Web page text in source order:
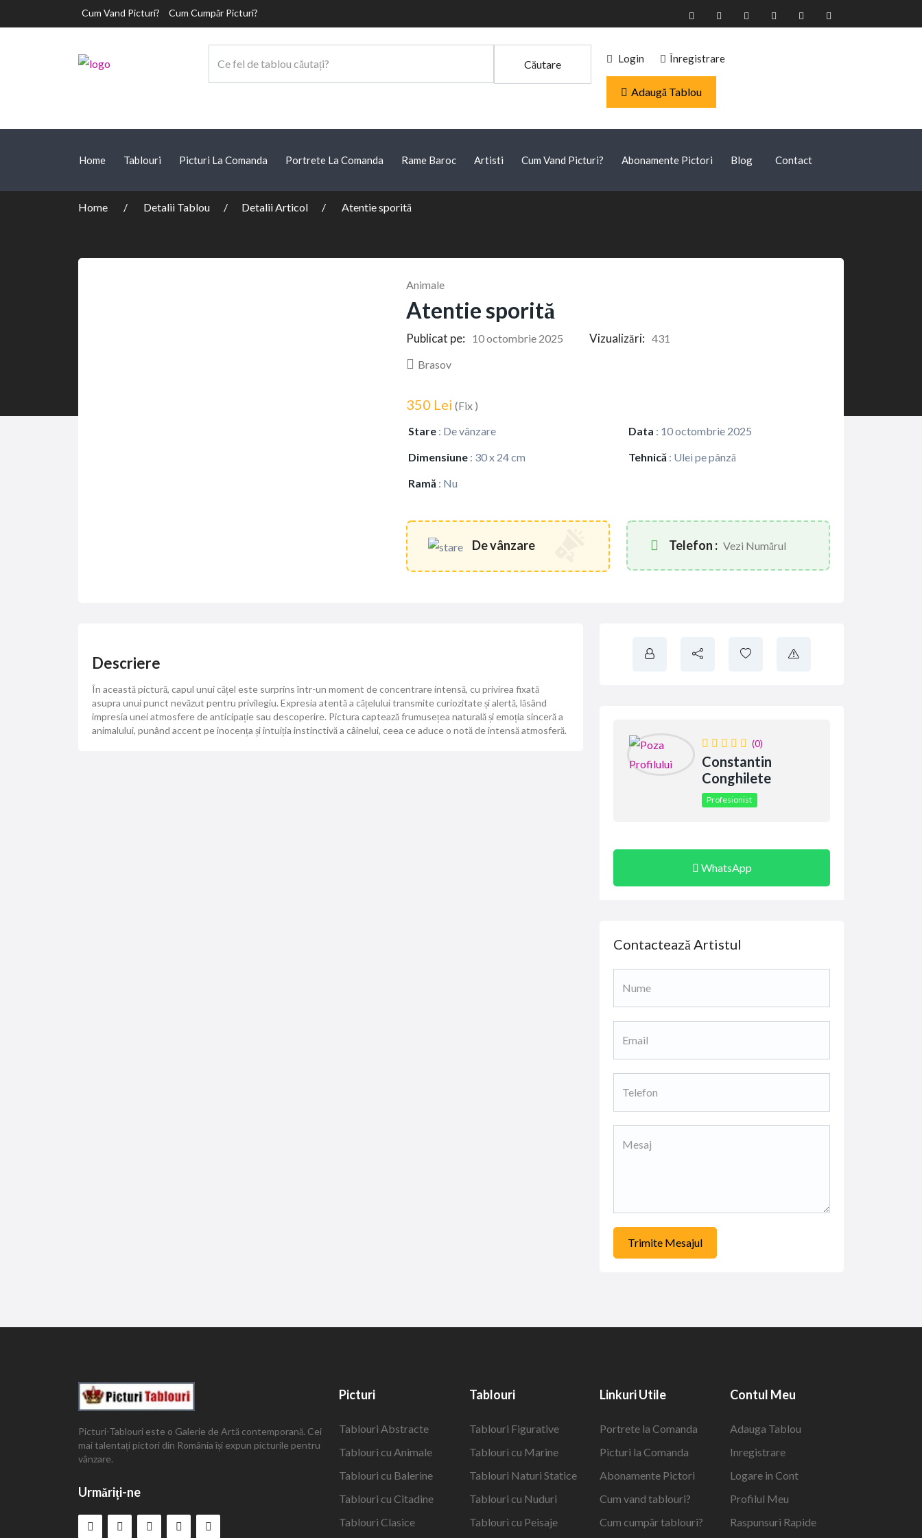
Cum Vand Picturi? Cum Cumpăr Picturi?
Căutare Login Înregistrare
Adaugă Tablou
Home Tablouri Picturi La Comanda Portrete La Comanda Rame Baroc Artisti Cum Vand Picturi? Abonamente Pictori Blog Contact
Home Detalii Tablou Detalii Articol Atentie sporită
Animale
Atentie sporită
Publicat pe: 10 octombrie 2025 Vizualizări: 431
Brasov
350 Lei (Fix )
Stare : De vânzare Data : 10 octombrie 2025
Dimensiune : 30 x 24 cm Tehnică : Ulei pe pânză
Ramă : Nu
De vânzare Telefon : Vezi Numărul
Descriere
În această pictură, capul unui cățel este surprins într-un moment de concentrare intensă, cu privirea fixată
asupra unui punct nevăzut pentru privilegiu. Expresia atentă a cățelului transmite curiozitate și alertă, lăsând
impresia unei atmosfere de anticipație sau descoperire. Pictura captează frumusețea naturală și emoția sinceră a
animalului, punând accent pe inocența și intuiția instinctivă a câinelui, ceea ce aduce o notă de intensă atmosferă.
(0)
Constantin
Conghilete
Profesionist
WhatsApp
Contactează Artistul
Trimite Mesajul
Picturi-Tablouri este o Galerie de Artă contemporană. Cei
mai talentați pictori din România își expun picturile pentru
vânzare.
Urmăriți-ne
Picturi
Tablouri Abstracte
Tablouri cu Animale
Tablouri cu Balerine
Tablouri cu Citadine
Tablouri Clasice
Tablouri
Tablouri Figurative
Tablouri cu Marine
Tablouri Naturi Statice
Tablouri cu Nuduri
Tablouri cu Peisaje
Linkuri Utile
Portrete la Comanda
Picturi la Comanda
Abonamente Pictori
Cum vand tablouri?
Cum cumpăr tablouri?
Contul Meu
Adauga Tablou
Inregistrare
Logare in Cont
Profilul Meu
Raspunsuri Rapide